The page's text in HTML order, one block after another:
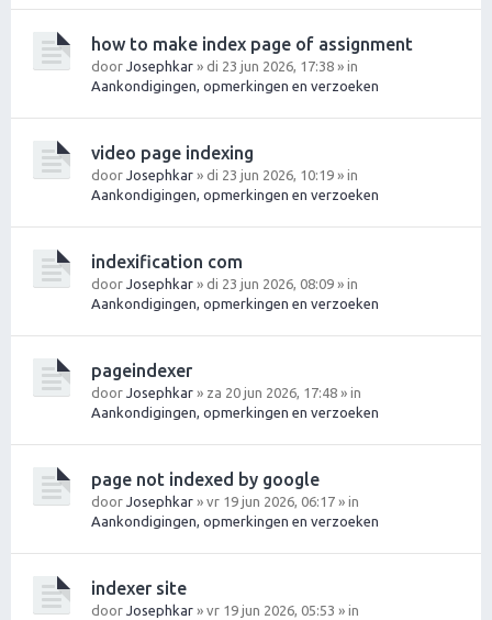
how to make index page of assignment
door Josephkar » di 23 jun 2026, 17:38 » in
Aankondigingen, opmerkingen en verzoeken
video page indexing
door Josephkar » di 23 jun 2026, 10:19 » in
Aankondigingen, opmerkingen en verzoeken
indexification com
door Josephkar » di 23 jun 2026, 08:09 » in
Aankondigingen, opmerkingen en verzoeken
pageindexer
door Josephkar » za 20 jun 2026, 17:48 » in
Aankondigingen, opmerkingen en verzoeken
page not indexed by google
door Josephkar » vr 19 jun 2026, 06:17 » in
Aankondigingen, opmerkingen en verzoeken
indexer site
door Josephkar » vr 19 jun 2026, 05:53 » in